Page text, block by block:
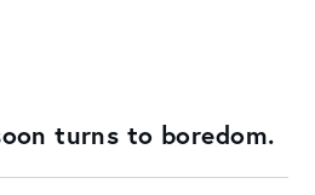
turns to boredom.